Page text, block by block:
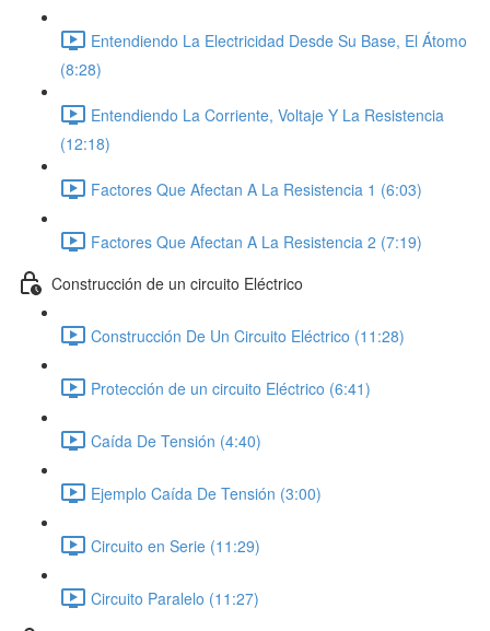
Entendiendo La Electricidad Desde Su Base, El Átomo
(8:28)
Entendiendo La Corriente, Voltaje Y La Resistencia
(12:18)
Factores Que Afectan A La Resistencia 1 (6:03)
Factores Que Afectan A La Resistencia 2 (7:19)
Construcción de un circuito Eléctrico
Construcción De Un Circuito Eléctrico (11:28)
Protección de un circuito Eléctrico (6:41)
Caída De Tensión (4:40)
Ejemplo Caída De Tensión (3:00)
Circuito en Serie (11:29)
Circuito Paralelo (11:27)